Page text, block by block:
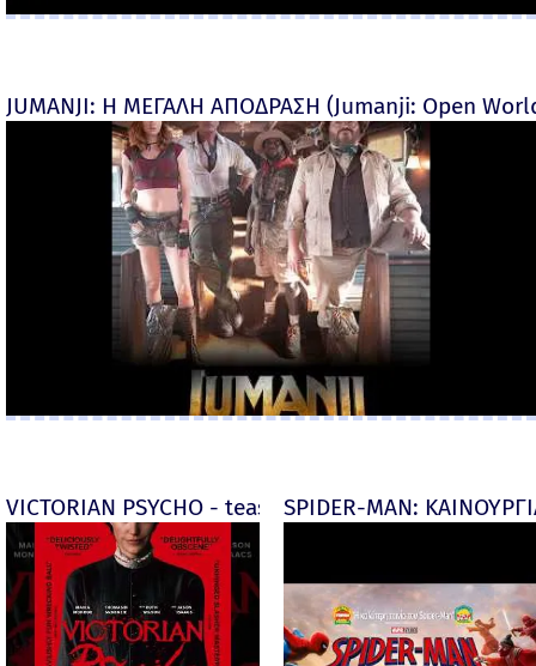
JUMANJI: Η ΜΕΓΑΛΗ ΑΠΟΔΡΑΣΗ (Jumanji: Open
VICTORIAN PSYCHO - teaserSPIDER-MAN: